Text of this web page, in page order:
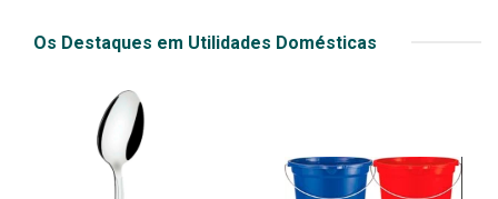
Os Destaques em Utilidades Domésticas